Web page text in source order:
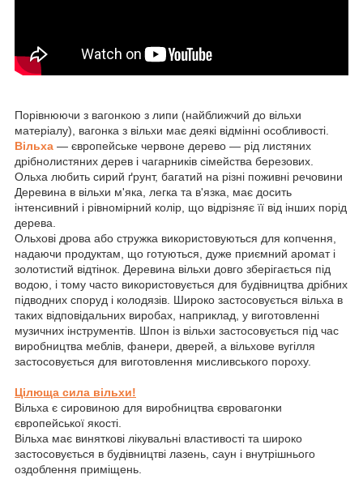
Порівнюючи з вагонкою з липи (найближчий до вільхи
матеріалу), вагонка з вільхи має деякі відмінні особливості.
Вільха — європейське червоне дерево — рід листяних
дрібнолистяних дерев і чагарників сімейства березових.
Ольха любить сирий ґрунт, багатий на різні поживні речовини
Деревина в вільхи м'яка, легка та в'язка, має досить
інтенсивний і рівномірний колір, що відрізняє її від інших порід
дерева.
Ольхові дрова або стружка використовуються для копчення,
надаючи продуктам, що готуються, дуже приємний аромат і
золотистий відтінок. Деревина вільхи довго зберігається під
водою, і тому часто використовується для будівництва дрібних
підводних споруд і колодязів. Широко застосовується вільха в
таких відповідальних виробах, наприклад, у виготовленні
музичних інструментів. Шпон із вільхи застосовується під час
виробництва меблів, фанери, дверей, а вільхове вугілля
застосовується для виготовлення мисливського пороху.
Цілюща сила вільхи!
Вільха є сировиною для виробництва євровагонки
європейської якості.
Вільха має виняткові лікувальні властивості та широко
застосовується в будівництві лазень, саун і внутрішнього
оздоблення приміщень.